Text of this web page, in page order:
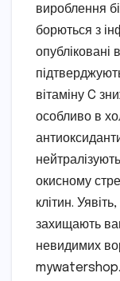
вироблення
борються з
вітаміну C
особливо в
окисному
клітин.
захищають
невидимих